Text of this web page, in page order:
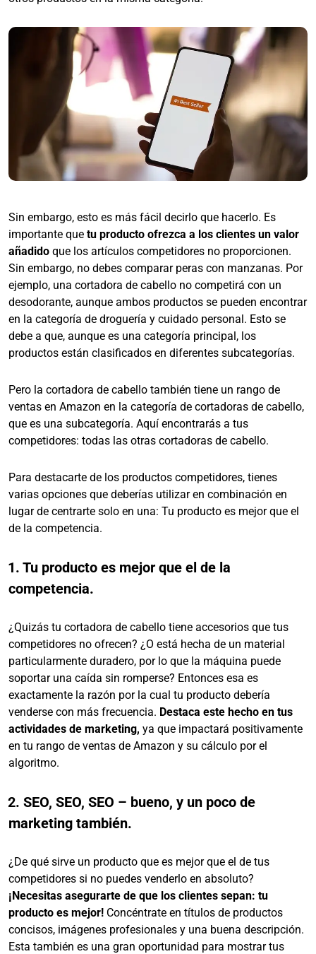
Sin embargo, esto es más fácil decirlo que hacerlo. Es
importante que tu producto ofrezca a los clientes un valor
añadido que los artículos competidores no proporcionen.
Sin embargo, no debes comparar peras con manzanas. Por
ejemplo, una cortadora de cabello no competirá con un
desodorante, aunque ambos productos se pueden encontrar
en la categoría de droguería y cuidado personal. Esto se
debe a que, aunque es una categoría principal, los
productos están clasificados en diferentes subcategorías.
Pero la cortadora de cabello también tiene un rango de
ventas en Amazon en la categoría de cortadoras de cabello,
que es una subcategoría. Aquí encontrarás a tus
competidores: todas las otras cortadoras de cabello.
Para destacarte de los productos competidores, tienes
varias opciones que deberías utilizar en combinación en
lugar de centrarte solo en una: Tu producto es mejor que el
de la competencia.
1. Tu producto es mejor que el de la
competencia.
¿Quizás tu cortadora de cabello tiene accesorios que tus
competidores no ofrecen? ¿O está hecha de un material
particularmente duradero, por lo que la máquina puede
soportar una caída sin romperse? Entonces esa es
exactamente la razón por la cual tu producto debería
venderse con más frecuencia. Destaca este hecho en tus
actividades de marketing, ya que impactará positivamente
en tu rango de ventas de Amazon y su cálculo por el
algoritmo.
2. SEO, SEO, SEO – bueno, y un poco de
marketing también.
¿De qué sirve un producto que es mejor que el de tus
competidores si no puedes venderlo en absoluto?
¡Necesitas asegurarte de que los clientes sepan: tu
producto es mejor! Concéntrate en títulos de productos
concisos, imágenes profesionales y una buena descripción.
Esta también es una gran oportunidad para mostrar tus